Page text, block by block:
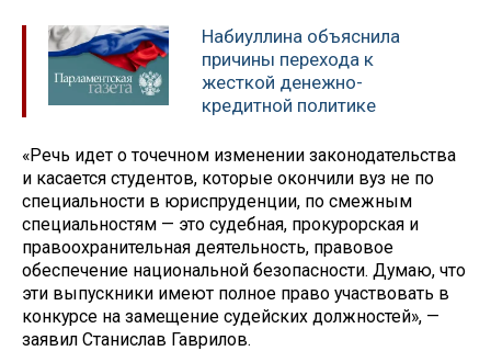
Набиуллина объяснила
причины перехода к
жесткой денежно-
кредитной политике
«Речь идет о точечном изменении законодательства
и касается студентов, которые окончили вуз не по
специальности в юриспруденции, по смежным
специальностям — это судебная, прокурорская и
правоохранительная деятельность, правовое
обеспечение национальной безопасности. Думаю, что
эти выпускники имеют полное право участвовать в
конкурсе на замещение судейских должностей», —
заявил Станислав Гаврилов.